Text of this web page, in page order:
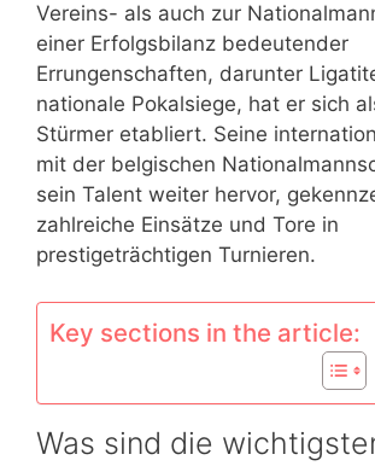
Vereins- als auch zur
einer Erfolgsbilanz bedeutender
Errungenschaften, darunter
nationale Pokalsiege, hat er sich
Stürmer etabliert. Seine
mit der belgischen
sein Talent weiter hervor,
zahlreiche Einsätze und Tore in
prestigeträchtigen Turnieren.
Key sections in the article:
Was sind die